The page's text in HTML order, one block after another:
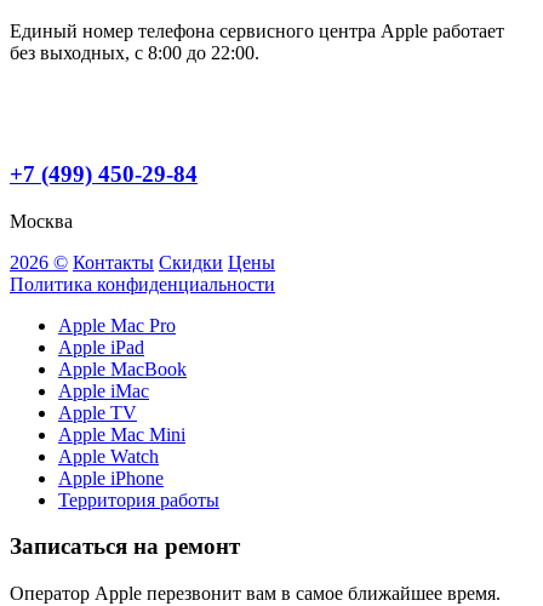
Единый номер телефона сервисного центра Apple работает
без выходных, с 8:00 до 22:00.
+7 (499) 450-29-84
Москва
2026 © Контакты Скидки Цены
Политика конфиденциальности
Apple Mac Pro
Apple iPad
Apple MacBook
Apple iMac
Apple TV
Apple Mac Mini
Apple Watch
Apple iPhone
Территория работы
Записаться на ремонт
Оператор Apple перезвонит вам в самое ближайшее время.